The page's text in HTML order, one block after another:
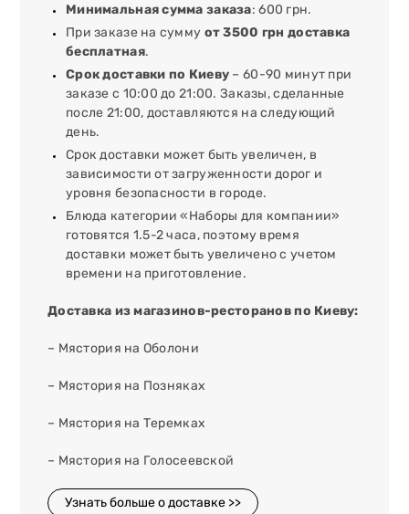
Минимальная сумма заказа: 600 грн.
При заказе на сумму от 3500 грн доставка
бесплатная.
Срок доставки по Киеву – 60-90 минут при
заказе с 10:00 до 21:00. Заказы, сделанные
после 21:00, доставляются на следующий
день.
Срок доставки может быть увеличен, в
зависимости от загруженности дорог и
уровня безопасности в городе.
Блюда категории «Наборы для компании»
готовятся 1.5-2 часа, поэтому время
доставки может быть увеличено с учетом
времени на приготовление.
Доставка из магазинов-ресторанов по Киеву:
– Мястория на Оболони
– Мястория на Позняках
– Мястория на Теремках
– Мястория на Голосеевской
Узнать больше о доставке >>